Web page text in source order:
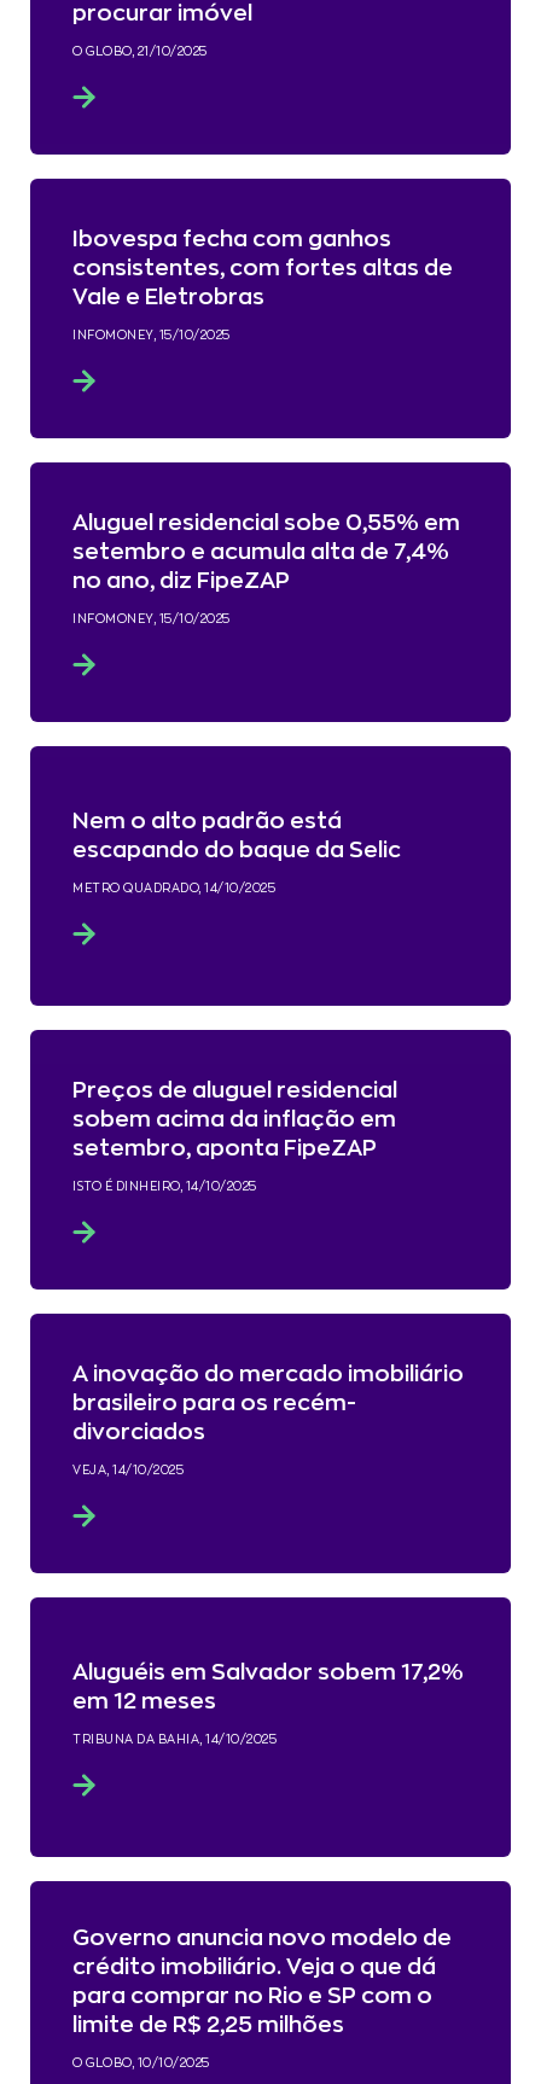
procurar imóvel
O GLOBO, 21/10/2025
Ibovespa fecha com ganhos
consistentes, com fortes altas de
Vale e Eletrobras
INFOMONEY, 15/10/2025
Aluguel residencial sobe 0,55% em
setembro e acumula alta de 7,4%
no ano, diz FipeZAP
INFOMONEY, 15/10/2025
Nem o alto padrão está
escapando do baque da Selic
METRO QUADRADO, 14/10/2025
Preços de aluguel residencial
sobem acima da inflação em
setembro, aponta FipeZAP
ISTO É DINHEIRO, 14/10/2025
A inovação do mercado imobiliário
brasileiro para os recém-
divorciados
VEJA, 14/10/2025
Aluguéis em Salvador sobem 17,2%
em 12 meses
TRIBUNA DA BAHIA, 14/10/2025
Governo anuncia novo modelo de
crédito imobiliário. Veja o que dá
para comprar no Rio e SP com o
limite de R$ 2,25 milhões
O GLOBO, 10/10/2025